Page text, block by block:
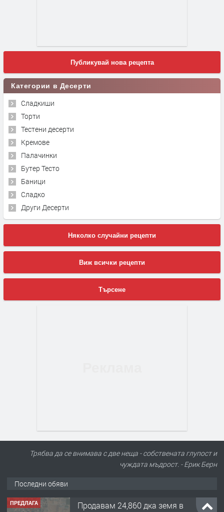
Публикувай нова рецепта
Категории в Десерти
Сладкиши
Торти
Тестени десерти
Кремове
Палачинки
Бутер Тесто
Баници
Сладко
Други Десерти
Няколко случайни рецепти
Виж всички рецепти
Търсене
Трябва да се внимава с две неща - собствената глупост и
чуждата мъдрост. - Ерик Берн
Последни обяви
ПРЕДЛАГА
Продавам 24,860 дка земя в